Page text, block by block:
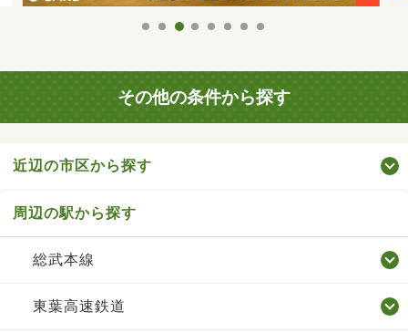
その他の条件から探す
近辺の市区から探す
周辺の駅から探す
総武本線
東葉高速鉄道